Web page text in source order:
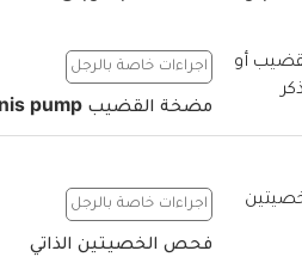
اجراءات خاصة بالرجل
مضخة القضيب Penis pump
اجراءات خاصة بالرجل
فحص الخصيتين الذاتي